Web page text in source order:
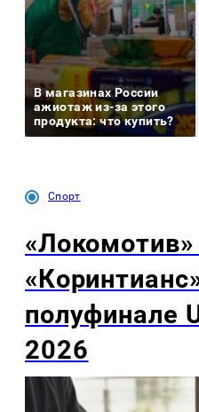
В магазинах России
ажиотаж из-за этого
продукта: что купить?
Спорт
полуфинале
2026